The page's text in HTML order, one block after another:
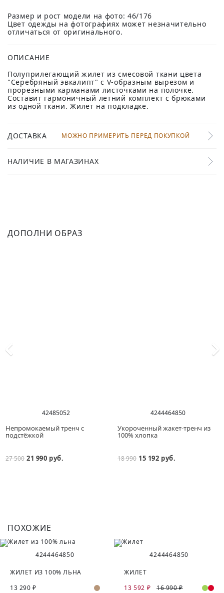
Размер и рост модели на фото: 46/176
Цвет одежды на фотографиях может незначительно
отличаться от оригинального.
ОПИСАНИЕ
Полуприлегающий жилет из смесовой ткани цвета
"Cеребряный эвкалипт" с V-образным вырезом и
прорезными карманами листочками на полочке.
Составит гармоничный летний комплект с брюками
из одной ткани. Жилет на подкладке.
ДОСТАВКА МОЖНО ПРИМЕРИТЬ ПЕРЕД ПОКУПКОЙ
НАЛИЧИЕ В МАГАЗИНАХ
ДОПОЛНИ ОБРАЗ
42485052
Непромокаемый тренч с
подстёжкой
27 500 21 990 руб.
4244464850
Укороченный жакет-тренч из
100% хлопка
18 990 15 192 руб.
ПОХОЖИЕ
4244464850
ЖИЛЕТ ИЗ 100% ЛЬНА
13 290 ₽
4244464850
ЖИЛЕТ
13 592 ₽
16 990 ₽